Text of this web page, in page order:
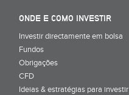
ONDE E COMO INVESTIR
Investir directamente em bolsa
Fundos
Obrigações
CFD
Ideias & estratégias para investir